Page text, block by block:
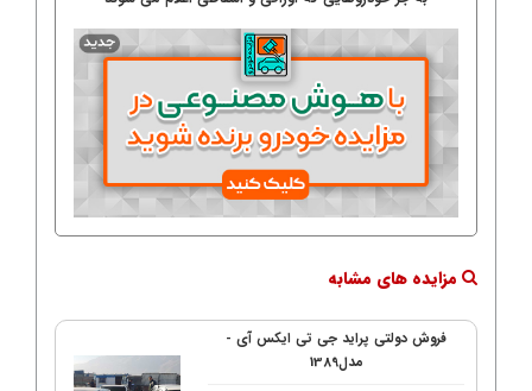
مزایده های مشابه
فروش دولتی پراید جی تی ایکس آی -
مدل1389